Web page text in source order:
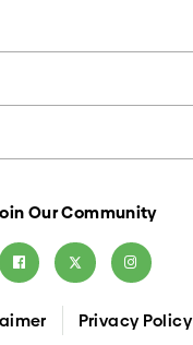
Our Community
Privacy Policy